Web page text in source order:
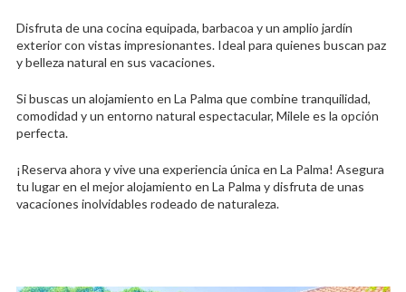
Disfruta de una cocina equipada, barbacoa y un amplio jardín
exterior con vistas impresionantes. Ideal para quienes buscan paz
y belleza natural en sus vacaciones.
Si buscas un alojamiento en La Palma que combine tranquilidad,
comodidad y un entorno natural espectacular, Milele es la opción
perfecta.
¡Reserva ahora y vive una experiencia única en La Palma! Asegura
tu lugar en el mejor alojamiento en La Palma y disfruta de unas
vacaciones inolvidables rodeado de naturaleza.